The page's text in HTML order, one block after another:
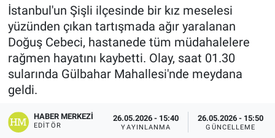
İstanbul'un Şişli ilçesinde bir kız meselesi
yüzünden çıkan tartışmada ağır yaralanan
Doğuş Cebeci, hastanede tüm müdahalelere
rağmen hayatını kaybetti. Olay, saat 01.30
sularında Gülbahar Mahallesi'nde meydana
geldi.
HABER MERKEZI
EDITÖR
26.05.2026 - 15:40
YAYINLANMA
26.05.2026 - 15:50
GÜNCELLEME